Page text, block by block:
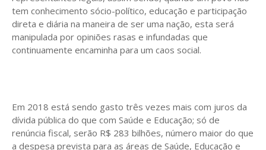
tem conhecimento sócio-político, educação e participação
direta e diária na maneira de ser uma nação, esta será
manipulada por opiniões rasas e infundadas que
continuamente encaminha para um caos social.
Em 2018 está sendo gasto três vezes mais com juros da
dívida pública do que com Saúde e Educação; só de
renúncia fiscal, serão R$ 283 bilhões, número maior do que
a despesa prevista para as áreas de Saúde, Educação e